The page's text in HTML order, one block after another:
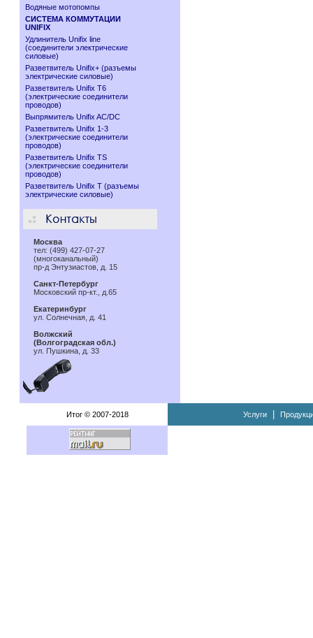
Водяные мотопомпы
СИСТЕМА КОММУТАЦИИ
UNIFIX
Удлинитель Unifix line
(соединители электрические
силовые)
Разветвитель Unifix+ (разъемы
электрические силовые)
Разветвитель Unifix T6
(электрические соединители
проводов)
Выпрямитель Unifix AC/DC
Разветвитель Unifix 1-3
(электрические соединители
проводов)
Разветвитель Unifix TS
(электрические соединители
проводов)
Разветвитель Unifix T (разъемы
электрические силовые)
Москва
тел: (499) 427-07-27
(многоканальный)
пр-д Энтузиастов, д. 15
Санкт-Петербург
Московский пр-кт., д.65
Екатеринбург
ул. Солнечная, д. 41
Волжский
(Волгоградская обл.)
ул. Пушкина, д. 33
Итог © 2007-2018 Услуги